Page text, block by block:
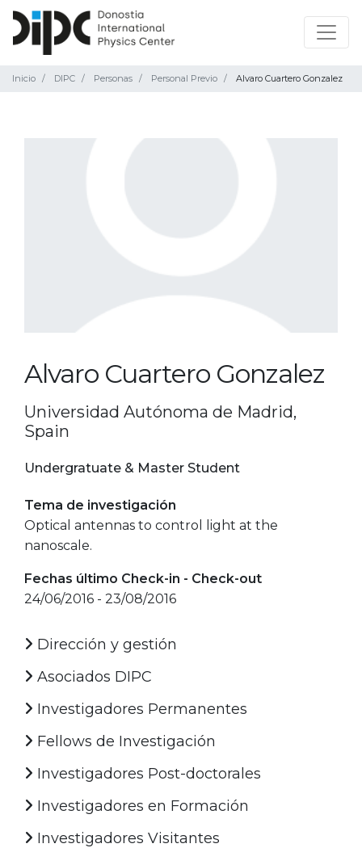
Inicio DIPC Personas Personal Previo Alvaro Cuartero Gonzalez
Alvaro Cuartero Gonzalez
Universidad Autónoma de Madrid,
Spain
Undergratuate & Master Student
Tema de investigación
Optical antennas to control light at the
nanoscale.
Fechas último Check-in - Check-out
24/06/2016 - 23/08/2016
Dirección y gestión
Asociados DIPC
Investigadores Permanentes
Fellows de Investigación
Investigadores Post-doctorales
Investigadores en Formación
Investigadores Visitantes